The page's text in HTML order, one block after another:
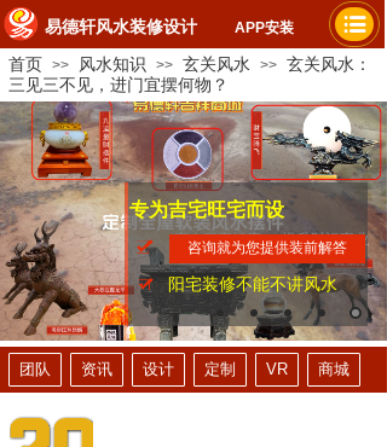
易德轩风水装修设计 APP安装
首页 >> 风水知识 >> 玄关风水 >> 玄关风水：
三见三不见，进门宜摆何物？
专为吉宅旺宅而设
提升财运事业
家人平安健康
咨询就为您提供装前解答
阳宅装修不能不讲风水
团队 资讯 设计 定制 VR 商城